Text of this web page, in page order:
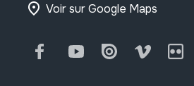
Voir sur Google Maps
FacebookYoutubeIssuu Vimeo